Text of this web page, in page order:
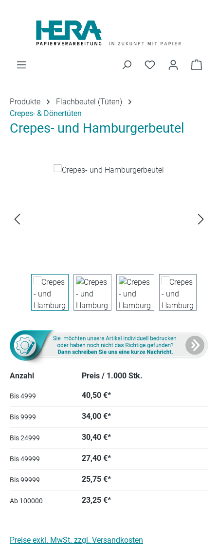
Du hast 0
Produkte
Flachbeutel (Tüten)
Crepes- & Dönertüten
Crepes- und Hamburgerbeutel
Bildergalerie überspringen
Anzahl Preis / 1.000 Stk.
Bis4999 40,50 €*
Bis9999 34,00 €*
Bis24999 30,40 €*
Bis49999 27,40 €*
Bis99999 25,75 €*
Ab 100000 23,25 €*
Preise exkl. MwSt. zzgl. Versandkosten